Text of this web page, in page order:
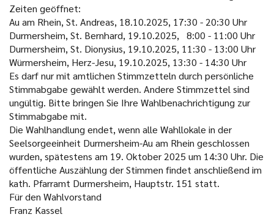
Zeiten geöffnet:
Au am Rhein, St. Andreas, 18.10.2025, 17:30 - 20:30 Uhr
Durmersheim, St. Bernhard, 19.10.2025, 8:00 - 11:00 Uhr
Durmersheim, St. Dionysius, 19.10.2025, 11:30 - 13:00 Uhr
Würmersheim, Herz-Jesu, 19.10.2025, 13:30 - 14:30 Uhr
Es darf nur mit amtlichen Stimmzetteln durch persönliche
Stimmabgabe gewählt werden. Andere Stimmzettel sind
ungültig. Bitte bringen Sie Ihre Wahlbenachrichtigung zur
Stimmabgabe mit.
Die Wahlhandlung endet, wenn alle Wahllokale in der
Seelsorgeeinheit Durmersheim-Au am Rhein geschlossen
wurden, spätestens am 19. Oktober 2025 um 14:30 Uhr. Die
öffentliche Auszählung der Stimmen findet anschließend im
kath. Pfarramt Durmersheim, Hauptstr. 151 statt.
Für den Wahlvorstand
Franz Kassel